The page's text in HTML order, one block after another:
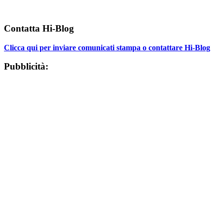
Contatta Hi-Blog
Clicca qui per inviare comunicati stampa o contattare Hi-Blog
Pubblicità: